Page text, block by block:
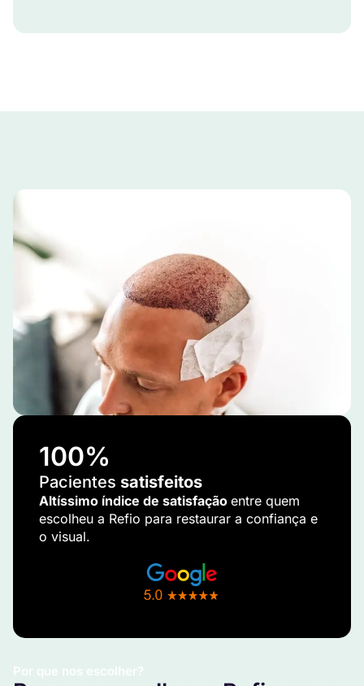
Por que nos escolher?
100%
Pacientes satisfeitos
Altíssimo índice de satisfação entre quem
escolheu a Refio para restaurar a confiança e
o visual.